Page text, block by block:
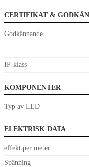
CERTIFIKAT &
Godkännande
IP-klass
KOMPONENTER
Typ av LED
ELEKTRISK DATA
effekt per meter
Spänning